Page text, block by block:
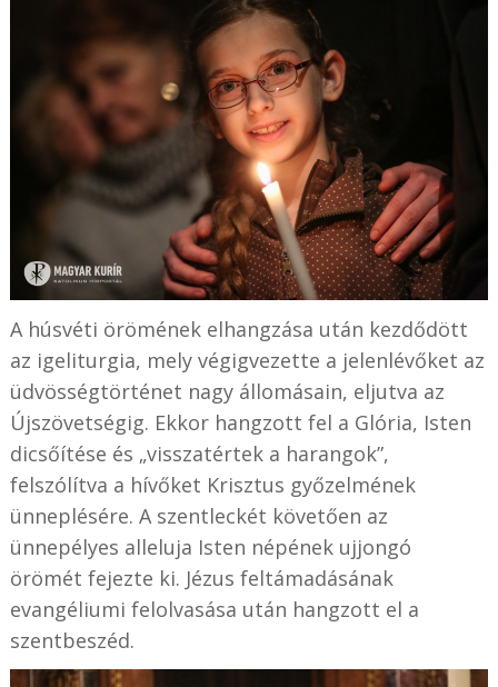
A húsvéti örömének elhangzása után kezdődött
az igeliturgia, mely végigvezette a jelenlévőket az
üdvösségtörténet nagy állomásain, eljutva az
Újszövetségig. Ekkor hangzott fel a Glória, Isten
dicsőítése és „visszatértek a harangok”,
felszólítva a hívőket Krisztus győzelmének
ünneplésére. A szentleckét követően az
ünnepélyes alleluja Isten népének ujjongó
örömét fejezte ki. Jézus feltámadásának
evangéliumi felolvasása után hangzott el a
szentbeszéd.